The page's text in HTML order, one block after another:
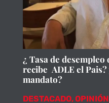
¿ Tasa de desempleo
recibe ADLE el Pais?
mandato?
DESTACADO,OPINIÓN